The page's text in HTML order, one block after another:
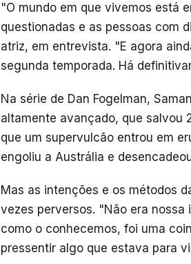
"O mundo em que vivemos está
questionadas e as pessoas com
atriz, em entrevista. "E agora
segunda temporada. Há
Na série de Dan Fogelman,
altamente avançado, que salvou
que um supervulcão entrou em
engoliu a Austrália e
Mas as intenções e os métodos
vezes perversos. "Não era nossa
como o conhecemos, foi uma
pressentir algo que estava para